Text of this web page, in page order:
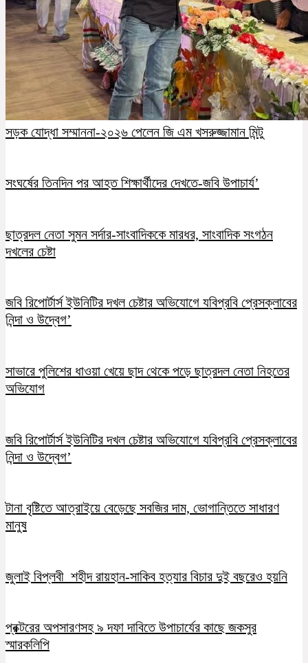
সড়ক যোদ্ধা সম্মাননা-২০২৬ পেলেন জি এম খসরুজ্জামান মিন্টু
সংঘর্ষের তিনদিন পর আহত শিক্ষার্থীদের দেখতে-জবি উপাচার্য’
ছাত্রদল নেতা সুমন সর্দার-সাংবাদিককে মারধর, সাংবাদিক সংগঠন
দখলের চেষ্টা
জবি রিপোর্টার্স ইউনিটির দখল চেষ্টার অভিযোগে যবিপ্রবি প্রেসক্লাবের
নিন্দা ও উদ্বেগ’
সাভারে পুলিশের ধাওয়া খেয়ে ছাদ থেকে পড়ে ছাত্রদল নেতা নিহতের
অভিযোগ
জবি রিপোর্টার্স ইউনিটির দখল চেষ্টার অভিযোগে যবিপ্রবি প্রেসক্লাবের
নিন্দা ও উদ্বেগ’
টানা বৃষ্টিতে আত্রাইয়ে বেড়েছে সবজির দাম, ভোগান্তিতে সাধারণ
মানুষ
জুলাই বিপ্লবী শহীদ রায়হান-সাকিব হত্যার বিচার দুই বছরেও হয়নি
প্রক্টরের অপসারণসহ ৯ দফা দাবিতে উপাচার্যের কাছে জকসুর
স্মারকলিপি